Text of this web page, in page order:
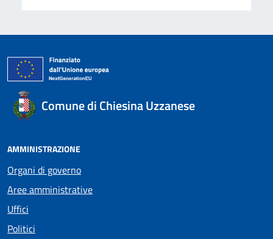
Comune di Chiesina Uzzanese
AMMINISTRAZIONE
Organi di governo
Aree amministrative
Uffici
Politici